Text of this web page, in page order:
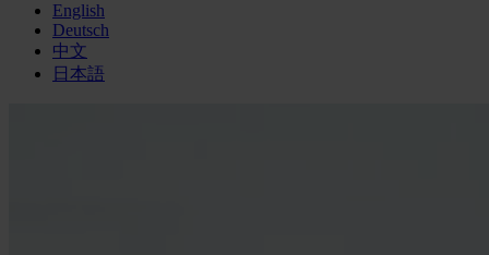
English
Deutsch
中文
日本語